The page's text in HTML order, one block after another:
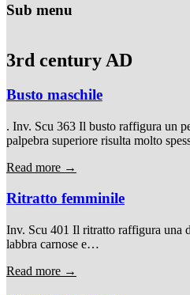
Sub menu
3rd century AD
Busto maschile
. Inv. Scu 363 Il busto raffigura un
palpebra superiore risulta molto
Read more →
Ritratto femminile
Inv. Scu 401 Il ritratto raffigura una
labbra carnose e…
Read more →